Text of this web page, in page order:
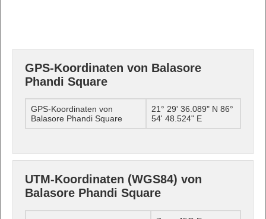
GPS-Koordinaten von Balasore
Phandi Square
GPS-Koordinaten von
Balasore Phandi Square
21° 29' 36.089" N 86°
54' 48.524" E
UTM-Koordinaten (WGS84) von
Balasore Phandi Square